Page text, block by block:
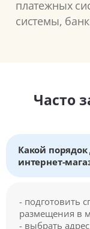
платежных
системы,
Часто
Какой
интернет-
- подготовить
размещения в
- выбрать